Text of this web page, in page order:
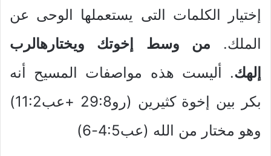
إختيار الكلمات التى يستعملها الوحى عن
الملك. من وسط إخوتك ويختارهالرب
إلهك. أليست هذه مواصفات المسيح أنه
بكر بين إخوة كثيرين (رو29:8 +عب11:2)
وهو مختار من الله (عب4:5-6)